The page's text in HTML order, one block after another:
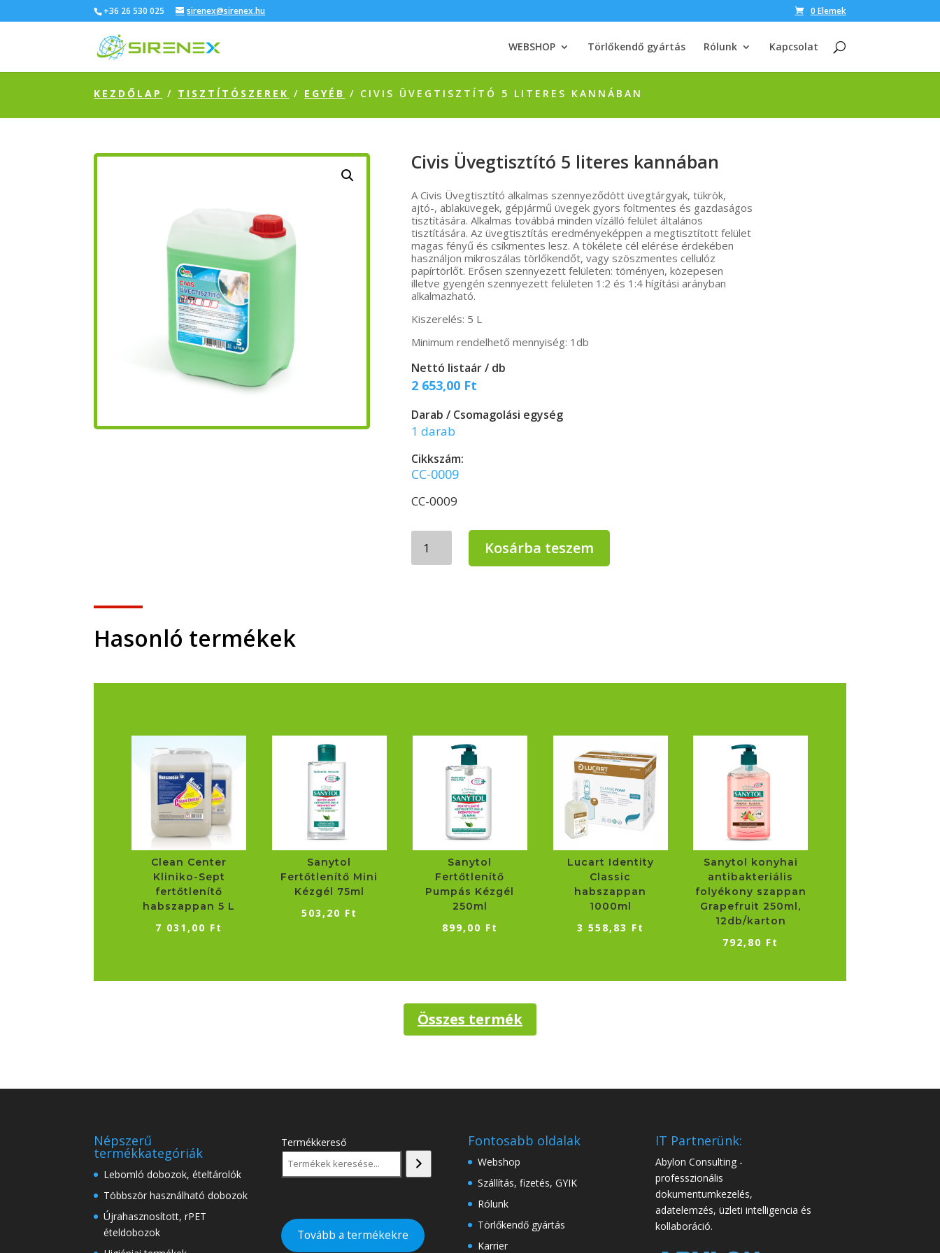
+36 26 530 025 sirenex@sirenex.hu 0 Elemek
WEBSHOP Törlőkendő gyártás Rólunk Kapcsolat
KEZDŐLAP / TISZTÍTÓSZEREK / EGYÉB / CIVIS ÜVEGTISZTÍTÓ 5 LITERES KANNÁBAN
Civis Üvegtisztító 5 literes kannában
A Civis Üvegtisztító alkalmas szennyeződött üvegtárgyak, tükrök,
ajtó-, ablaküvegek, gépjármű üvegek gyors foltmentes és gazdaságos
tisztítására. Alkalmas továbbá minden vízálló felület általános
tisztítására. Az üvegtisztítás eredményeképpen a megtisztított felület
magas fényű és csíkmentes lesz. A tökélete cél elérése érdekében
használjon mikroszálas törlőkendőt, vagy szöszmentes cellulóz
papírtörlőt. Erősen szennyezett felületen: töményen, közepesen
illetve gyengén szennyezett felületen 1:2 és 1:4 hígítási arányban
alkalmazható.
Kiszerelés: 5 L
Minimum rendelhető mennyiség: 1db
Nettó listaár / db
2 653,00 Ft
Darab / Csomagolási egység
1 darab
Cikkszám:
CC-0009
CC-0009
Üvegtisztító
5
Kosárba teszem
Hasonló termékek
Clean Center
Kliniko-Sept
fertőtlenítő
habszappan 5 L
7 031,00 Ft
Sanytol
Fertőtlenítő Mini
Kézgél 75ml
503,20 Ft
Sanytol
Fertőtlenítő
Pumpás Kézgél
250ml
899,00 Ft
Lucart Identity
Classic
habszappan
1000ml
3 558,83 Ft
Sanytol konyhai
antibakteriális
folyékony szappan
Grapefruit 250ml,
12db/karton
792,80 Ft
Összes termék
Népszerű
termékkategóriák
Lebomló dobozok, ételtárolók
Többször használható dobozok
Újrahasznosított, rPET
ételdobozok
Termékkereső
Tovább a termékekre
Fontosabb oldalak
Webshop
Szállítás, fizetés, GYIK
Rólunk
Törlőkendő gyártás
Karrier
IT Partnerünk:
Abylon Consulting -
professzionális
dokumentumkezelés,
adatelemzés, üzleti intelligencia és
kollaboráció.